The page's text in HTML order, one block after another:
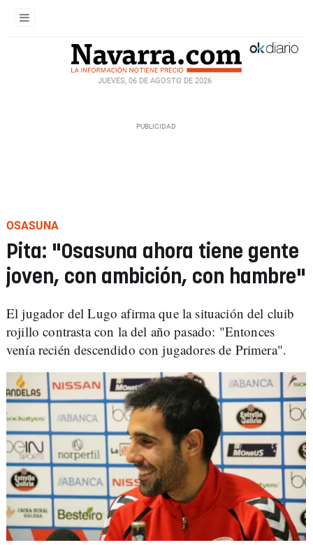
JUEVES, 06 DE AGOSTO DE 2026
OSASUNA
Pita: "Osasuna ahora tiene gente
joven, con ambición, con hambre"
El jugador del Lugo afirma que la situación del cluib
rojillo contrasta con la del año pasado: "Entonces
venía recién descendido con jugadores de Primera".